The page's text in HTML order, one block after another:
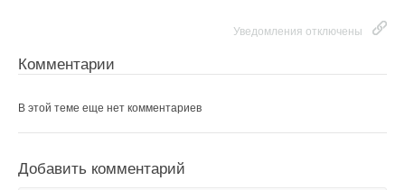
Уведомления отключены
Комментарии
В этой теме еще нет комментариев
Добавить комментарий